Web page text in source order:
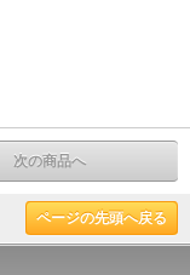
次の商品へ
ページの先頭へ戻る